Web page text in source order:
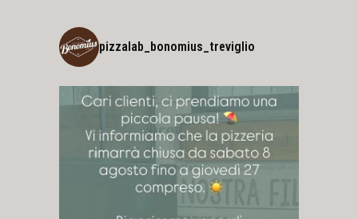
pizzalab_bonomius_treviglio